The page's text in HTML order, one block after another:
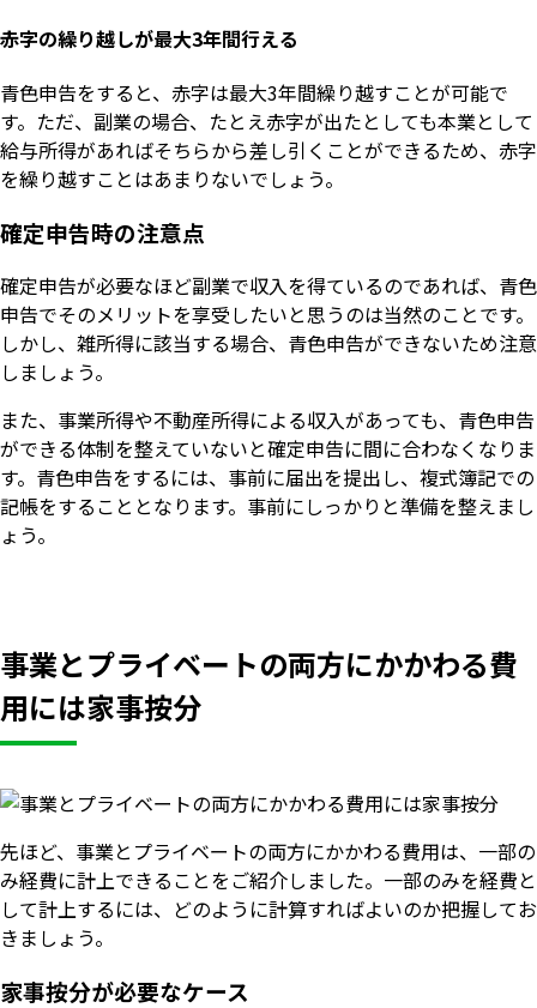
赤字の繰り越しが最大3年間行える
青色申告をすると、赤字は最大3年間繰り越すことが可能で
す。ただ、副業の場合、たとえ赤字が出たとしても本業として
給与所得があればそちらから差し引くことができるため、赤字
を繰り越すことはあまりないでしょう。
確定申告時の注意点
確定申告が必要なほど副業で収入を得ているのであれば、青色
申告でそのメリットを享受したいと思うのは当然のことです。
しかし、雑所得に該当する場合、青色申告ができないため注意
しましょう。
また、事業所得や不動産所得による収入があっても、青色申告
ができる体制を整えていないと確定申告に間に合わなくなりま
す。青色申告をするには、事前に届出を提出し、複式簿記での
記帳をすることとなります。事前にしっかりと準備を整えまし
ょう。
事業とプライベートの両方にかかわる費
用には家事按分
先ほど、事業とプライベートの両方にかかわる費用は、一部の
み経費に計上できることをご紹介しました。一部のみを経費と
して計上するには、どのように計算すればよいのか把握してお
きましょう。
家事按分が必要なケース